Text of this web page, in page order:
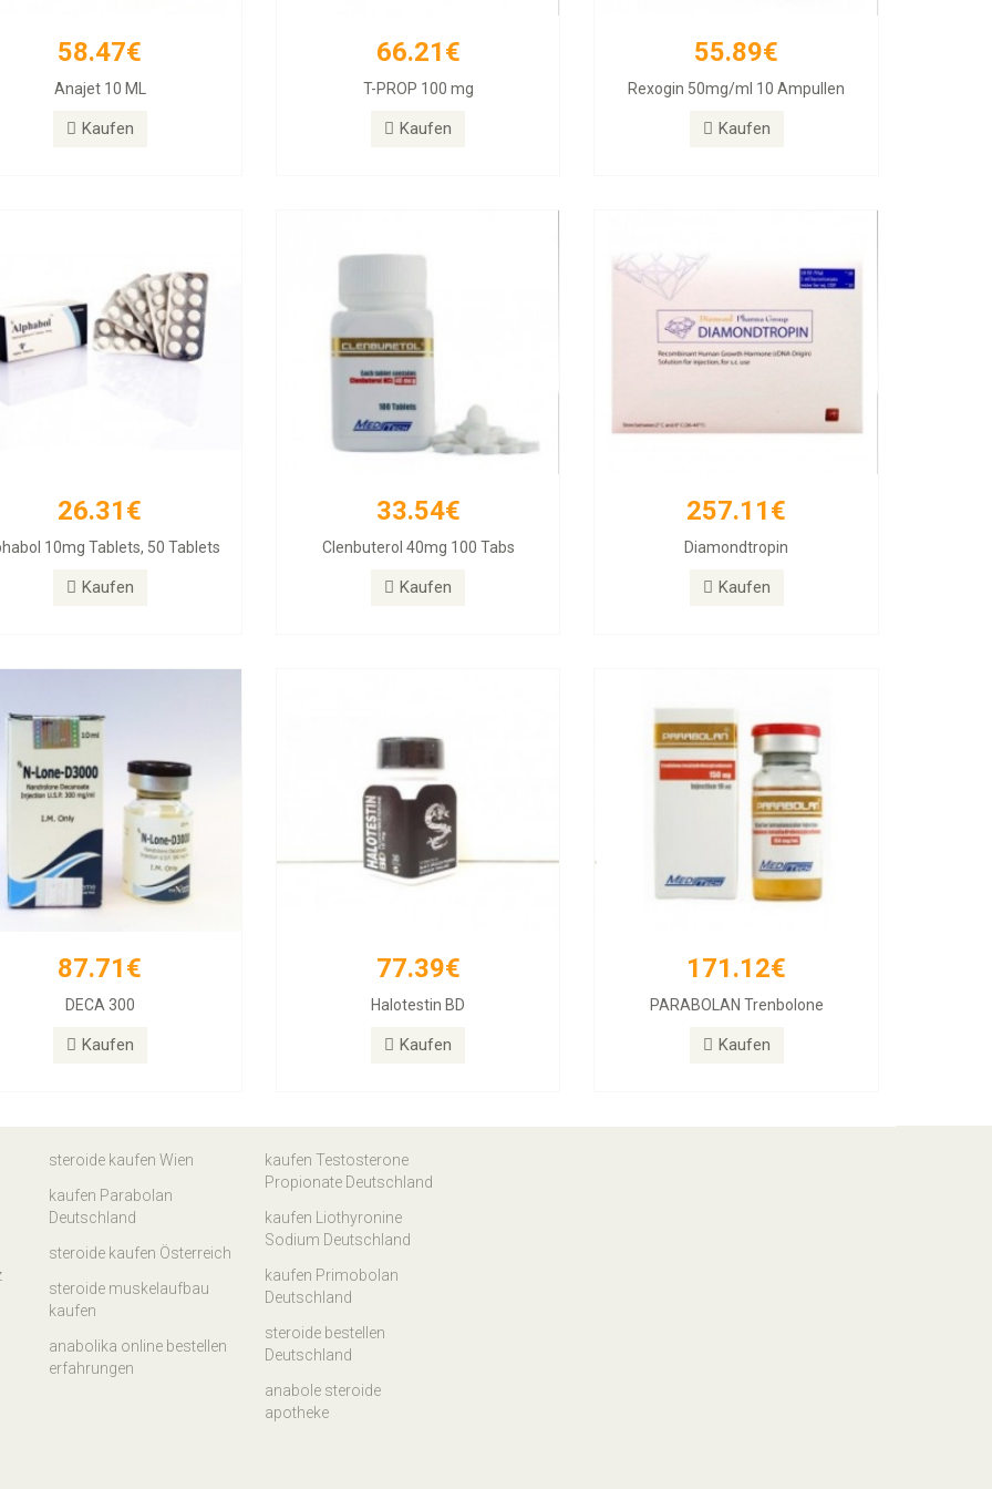
58.47€
Anajet 10 ML
Kaufen
66.21€
T-PROP 100 mg
Kaufen
55.89€
Rexogin 50mg/ml 10 Ampullen
Kaufen
26.31€
10mg Tablets, 50 Tablets
Kaufen
26.31€
10mg Tablets, 50 Tablets
33.54€
Clenbuterol 40mg 100 Tabs
Kaufen
33.54€
Clenbuterol 40mg 100 Tabs
257.11€
Diamondtropin
Kaufen
257.11€
Diamondtropin
87.71€
DECA 300
Kaufen
87.71€
DECA 300
77.39€
Halotestin BD
Kaufen
77.39€
Halotestin BD
171.12€
PARABOLAN Trenbolone
Kaufen
171.12€
PARABOLAN Trenbolone
steroide kaufen Wien
kaufen Parabolan
Deutschland
steroide kaufen Österreich
steroide muskelaufbau
kaufen
anabolika online bestellen
erfahrungen
kaufen Testosterone
Propionate Deutschland
kaufen Liothyronine
Sodium Deutschland
kaufen Primobolan
Deutschland
steroide bestellen
Deutschland
anabole steroide
apotheke